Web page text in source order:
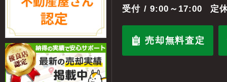
受付 / 9:00～17:00 定
売却無料査定